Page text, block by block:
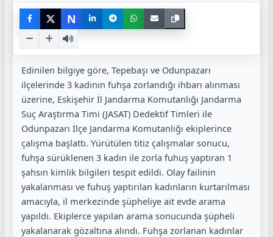
N
Edinilen bilgiye göre, Tepebaşı ve Odunpazarı
ilçelerinde 3 kadının fuhşa zorlandığı ihbarı alınması
üzerine, Eskişehir İl Jandarma Komutanlığı Jandarma
Suç Araştırma Timi (JASAT) Dedektif Timleri ile
Odunpazarı İlçe Jandarma Komutanlığı ekiplerince
çalışma başlattı. Yürütülen titiz çalışmalar sonucu,
fuhşa sürüklenen 3 kadın ile zorla fuhuş yaptıran 1
şahsın kimlik bilgileri tespit edildi. Olay failinin
yakalanması ve fuhuş yaptırılan kadınların kurtarılması
amacıyla, il merkezinde şüpheliye ait evde arama
yapıldı. Ekiplerce yapılan arama sonucunda şüpheli
yakalanarak gözaltına alındı. Fuhşa zorlanan kadınlar